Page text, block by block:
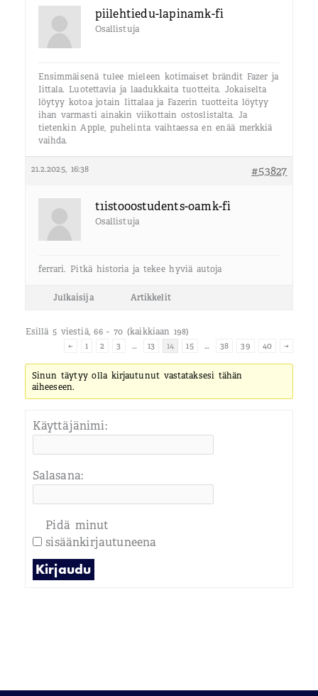
piilehtiedu-lapinamk-fi
Osallistuja
Ensimmäisenä tulee mieleen kotimaiset brändit Fazer ja
Iittala. Luotettavia ja laadukkaita tuotteita. Jokaiselta
löytyy kotoa jotain Iittalaa ja Fazerin tuotteita löytyy
ihan varmasti ainakin viikottain ostoslistalta. Ja
tietenkin Apple, puhelinta vaihtaessa en enää merkkiä
vaihda.
21.2.2025, 16:38 #53827
t1isto00students-oamk-fi
Osallistuja
ferrari. Pitkä historia ja tekee hyviä autoja
Julkaisija Artikkelit
Esillä 5 viestiä, 66 - 70 (kaikkiaan 198)
←
1 2 3 … 13 14 15 … 38 39 40 →
Sinun täytyy olla kirjautunut vastataksesi tähän
aiheeseen.
Käyttäjänimi:
Salasana:
Pidä minut
sisäänkirjautuneena
Kirjaudu